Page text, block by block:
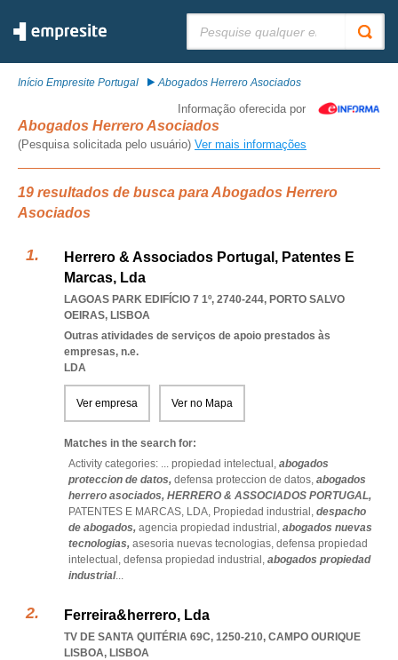
Início Empresite Portugal Abogados Herrero Asociados
Informação oferecida por
Abogados Herrero Asociados
(Pesquisa solicitada pelo usuário) Ver mais informações
19 resultados de busca para Abogados Herrero
Asociados
Herrero & Associados Portugal, Patentes E
Marcas, Lda
LAGOAS PARK EDIFÍCIO 7 1º, 2740-244, PORTO SALVO
OEIRAS, LISBOA
Outras atividades de serviços de apoio prestados às
empresas, n.e.
LDA
Ver empresa Ver no Mapa
Matches in the search for:
Activity categories: ... propiedad intelectual, abogados
proteccion de datos, defensa proteccion de datos, abogados
herrero asociados, HERRERO & ASSOCIADOS PORTUGAL,
PATENTES E MARCAS, LDA, Propiedad industrial, despacho
de abogados, agencia propiedad industrial, abogados nuevas
tecnologias, asesoria nuevas tecnologias, defensa propiedad
intelectual, defensa propiedad industrial, abogados propiedad
industrial...
Ferreira&herrero, Lda
TV DE SANTA QUITÉRIA 69C, 1250-210, CAMPO OURIQUE
LISBOA, LISBOA